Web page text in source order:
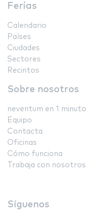
Ferias
Calendario
Países
Ciudades
Sectores
Recintos
Sobre nosotros
neventum en 1 minuto
Equipo
Contacta
Oficinas
Cómo funciona
Trabaja con nosotros
Síguenos